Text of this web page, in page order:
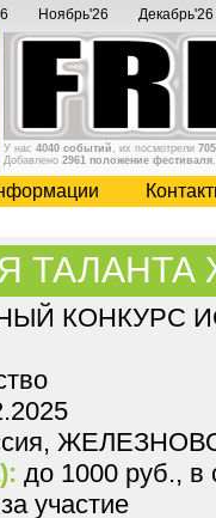
Ноябрь'26 Декабрь'26
У нас 4040 событий , их посмотрели
Добавлено 2961 положение фестиваля
КОНКУРС
до 1000 руб., в
участие